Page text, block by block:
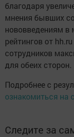
благодаря
мнения бывших
нововведениям в
рейтингов от
сотрудников
для обеих сторон.
Подробнее с
ознакомиться на
Следите за